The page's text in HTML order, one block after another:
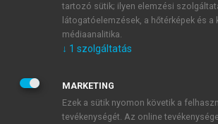
JELSZÓ
tartozó sütik; ilyen elemzési
látogatóelemzések, a hőtérképek és a
médiaanalitika.
↓ 1 szolgáltatás
MARKETING
Ezek a sütik nyomon követik a
tevékenységét. Az online